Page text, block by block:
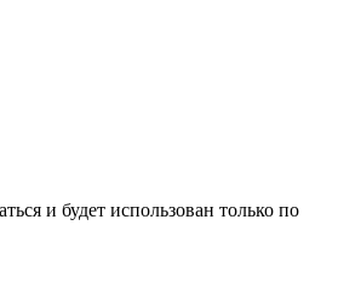
и будет использован только по